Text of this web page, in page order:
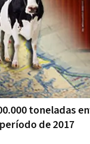
toneladas
de 2017